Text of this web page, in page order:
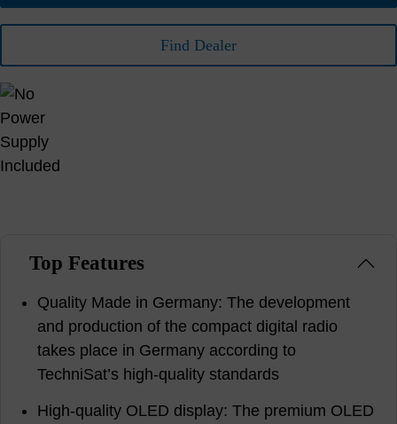
Find Dealer
Top Features
Quality Made in Germany: The development
and production of the compact digital radio
takes place in Germany according to
TechniSat’s high-quality standards
High-quality OLED display: The premium OLED